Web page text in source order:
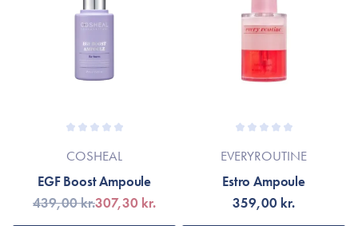
COSHEAL
EGF Boost Ampoule
439,00 kr.307,30 kr.
EVERYROUTINE
Estro Ampoule
359,00 kr.